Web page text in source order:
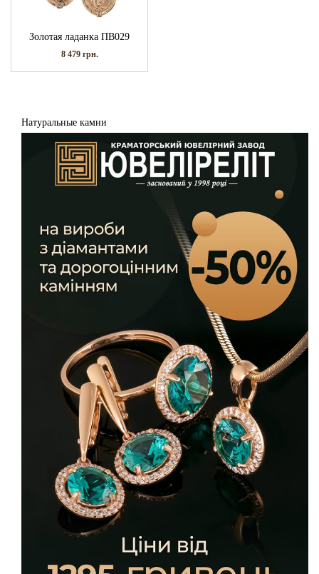
Золотая ладанка ПВ029
8 479 грн.
Натуральные камни